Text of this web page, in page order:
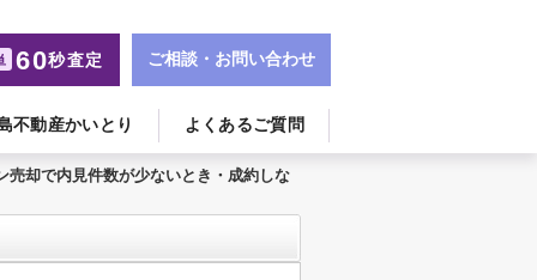
不動産かいとり よくあるご質問
60秒査定 ご相談・お問い合わせ
売却で内見件数が少ないとき・成約しな